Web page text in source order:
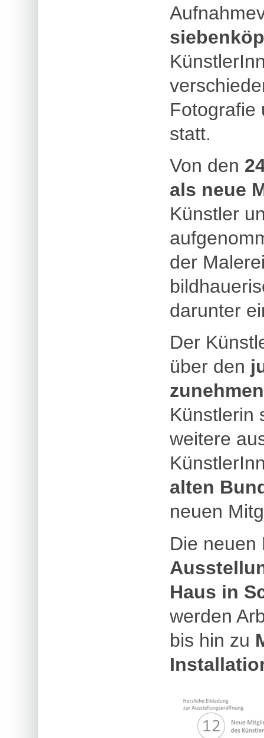
Fotografie
statt.
Von den
als neue
Künstler
der
darunter
Der
über den
Künstlerin
weitere
alten
neuen
Die neuen
Haus in
werden
bis hin zu